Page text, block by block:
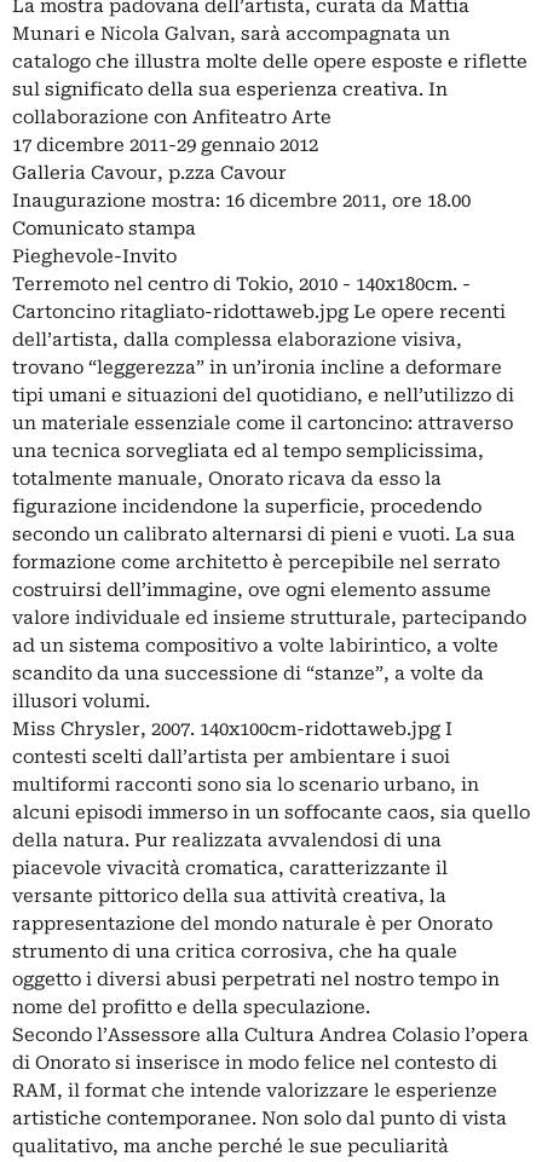
La mostra padovana dell’artista, curata da Mattia
Munari e Nicola Galvan, sarà accompagnata un
catalogo che illustra molte delle opere esposte e riflette
sul significato della sua esperienza creativa. In
collaborazione con Anfiteatro Arte
17 dicembre 2011-29 gennaio 2012
Galleria Cavour, p.zza Cavour
Inaugurazione mostra: 16 dicembre 2011, ore 18.00
Comunicato stampa
Pieghevole-Invito
Terremoto nel centro di Tokio, 2010 - 140x180cm. -
Cartoncino ritagliato-ridottaweb.jpg Le opere recenti
dell’artista, dalla complessa elaborazione visiva,
trovano “leggerezza” in un’ironia incline a deformare
tipi umani e situazioni del quotidiano, e nell’utilizzo di
un materiale essenziale come il cartoncino: attraverso
una tecnica sorvegliata ed al tempo semplicissima,
totalmente manuale, Onorato ricava da esso la
figurazione incidendone la superficie, procedendo
secondo un calibrato alternarsi di pieni e vuoti. La sua
formazione come architetto è percepibile nel serrato
costruirsi dell’immagine, ove ogni elemento assume
valore individuale ed insieme strutturale, partecipando
ad un sistema compositivo a volte labirintico, a volte
scandito da una successione di “stanze”, a volte da
illusori volumi.
Miss Chrysler, 2007. 140x100cm-ridottaweb.jpg I
contesti scelti dall’artista per ambientare i suoi
multiformi racconti sono sia lo scenario urbano, in
alcuni episodi immerso in un soffocante caos, sia quello
della natura. Pur realizzata avvalendosi di una
piacevole vivacità cromatica, caratterizzante il
versante pittorico della sua attività creativa, la
rappresentazione del mondo naturale è per Onorato
strumento di una critica corrosiva, che ha quale
oggetto i diversi abusi perpetrati nel nostro tempo in
nome del profitto e della speculazione.
Secondo l’Assessore alla Cultura Andrea Colasio l’opera
di Onorato si inserisce in modo felice nel contesto di
RAM, il format che intende valorizzare le esperienze
artistiche contemporanee. Non solo dal punto di vista
qualitativo, ma anche perché le sue peculiarità